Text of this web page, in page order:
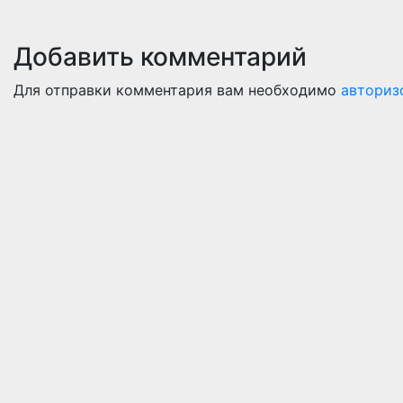
Добавить комментарий
Для отправки комментария вам необходимо